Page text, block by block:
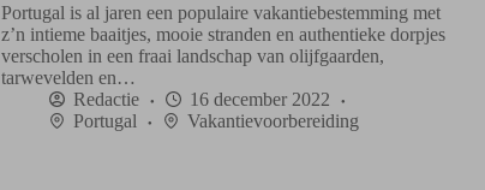
Portugal is al jaren een populaire vakantiebestemming met
z’n intieme baaitjes, mooie stranden en authentieke dorpjes
verscholen in een fraai landschap van olijfgaarden,
tarwevelden en…
Redactie
16 december 2022
Portugal
Vakantievoorbereiding